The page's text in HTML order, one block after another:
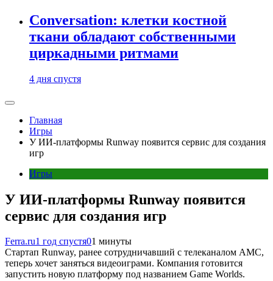
Conversation: клетки костной
ткани обладают собственными
циркадными ритмами
4 дня спустя
Главная
Игры
У ИИ-платформы Runway появится сервис для создания
игр
Игры
У ИИ-платформы Runway появится
сервис для создания игр
Ferra.ru1 год спустя01 минуты
Стартап Runway, ранее сотрудничавший с телеканалом AMC,
теперь хочет заняться видеоиграми. Компания готовится
запустить новую платформу под названием Game Worlds.